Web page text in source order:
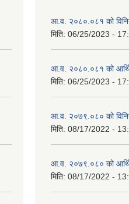
आ.व. २०८०.०८१ को
मिति: 06/25/2023 -
आ.व. २०८०.०८१ को
मिति: 06/25/2023 -
आ.व. २०७९.०८० को
मिति: 08/17/2022 -
आ.व. २०७९.०८० को
मिति: 08/17/2022 -